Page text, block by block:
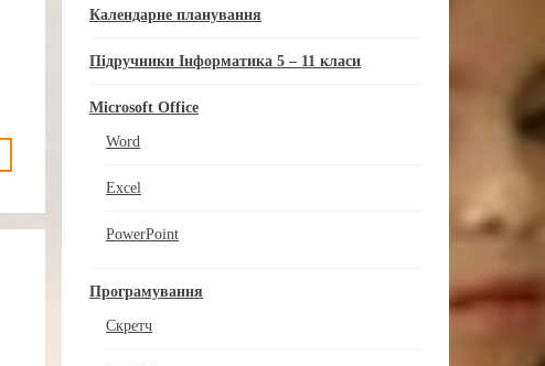
Календарне планування
Підручники Інформатика 5 – 11 класи
Microsoft Office
Word
Excel
PowerPoint
Програмування
Скретч